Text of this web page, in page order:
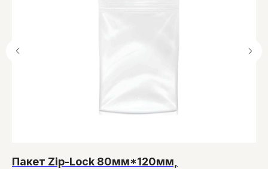
Пакет Zip-Lock 80мм*120мм,